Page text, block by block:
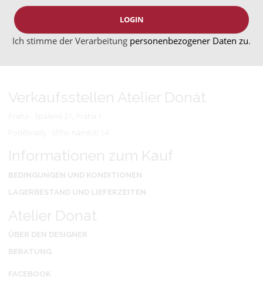
LOGIN
Ich stimme der Verarbeitung personenbezogener Daten zu.
Verkaufsstellen Atelier Donát
Informationen zum Kauf
BEDINGUNGEN UND KONDITIONEN
LAGERBESTAND UND LIEFERZEITEN
Atelier Donat
ÜBER DEN DESIGNER
BERATUNG
FACEBOOK